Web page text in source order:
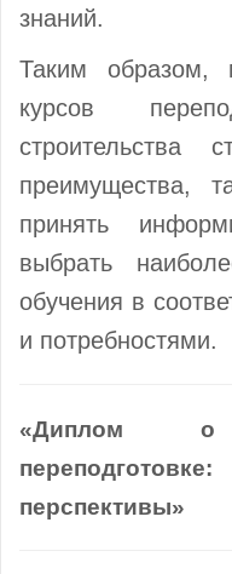
знаний.
Таким образом,
курсов
строительства
преимущества,
принять
выбрать
обучения в
и потребностями.
«Диплом о
перспективы»